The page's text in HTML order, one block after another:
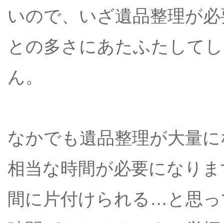
いので、いざ遺品整理が
との多さにあたふたして
ん。
なかでも遺品整理が大量
相当な時間が必要になり
間に片付けられる…と思